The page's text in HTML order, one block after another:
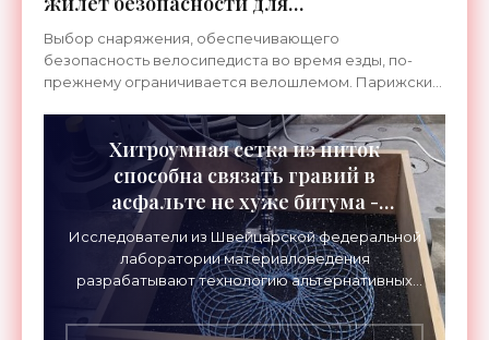
велосипедистов - «Гаджеты»
Выбор снаряжения, обеспечивающего
безопасность велосипедиста во время езды, по-
прежнему ограничивается велошлемом. Парижский
разработав защитную куртку
Хитроумная сетка из ниток
способна связать гравий в
асфальте не хуже битума -
«Технологии»
Исследователи из Швейцарской федеральной
лаборатории материаловедения
разрабатывают технологию альтернативных
бетонных и асфальтовых смесей. Главная идея
– исключить из состава битум и